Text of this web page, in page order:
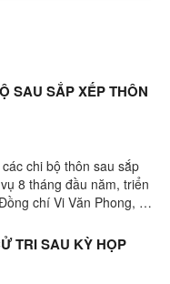
SAU SẮP XẾP THÔN
chi bộ thôn sau sắp
8 tháng đầu năm, triển
chí Vi Văn Phong, Bí
TRI SAU KỲ HỌP